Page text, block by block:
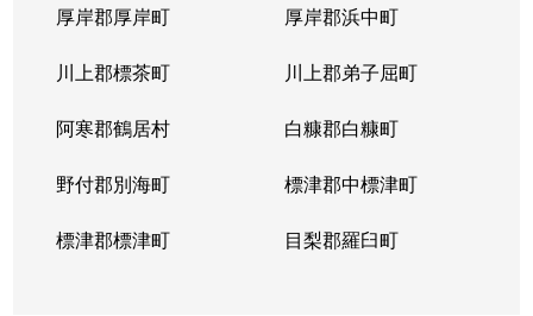
厚岸郡厚岸町 厚岸郡浜中町
川上郡標茶町 川上郡弟子屈町
阿寒郡鶴居村 白糠郡白糠町
野付郡別海町 標津郡中標津町
標津郡標津町 目梨郡羅臼町